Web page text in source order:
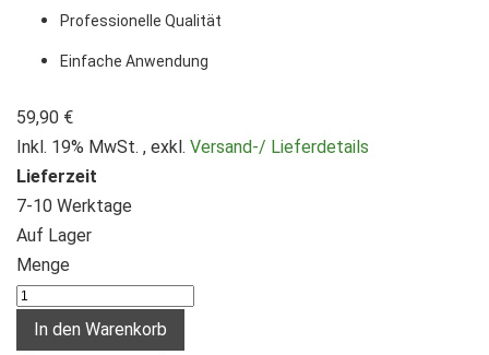
Professionelle Qualität
Einfache Anwendung
59,90 €
Inkl. 19% MwSt. , exkl. Versand-/ Lieferdetails
Lieferzeit
7-10 Werktage
Auf Lager
Menge
In den Warenkorb